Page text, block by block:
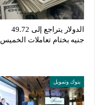
الدولار يتراجع إلى 49.72
جنيه بختام تعاملات الخميس
بنوك وتمويل